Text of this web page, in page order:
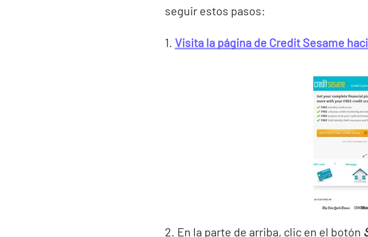
seguir estos pasos:
1. Visita la página de Credit Sesame
2. En la parte de arriba, clic en el botón